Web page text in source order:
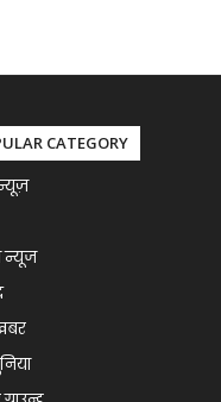
CATEGORY
न्यूज